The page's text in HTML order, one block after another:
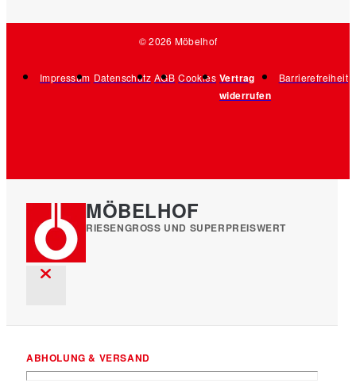
© 2026 Möbelhof
Impressum Datenschutz AGB Cookies Vertrag
widerrufen
Barrierefreiheit
MÖBELHOF
RIESENGROSS UND SUPERPREISWERT
ABHOLUNG & VERSAND